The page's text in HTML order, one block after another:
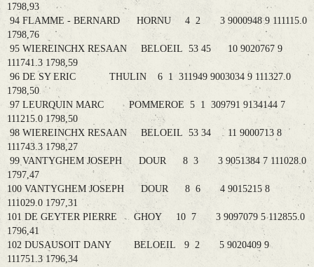
1798,93
94 FLAMME - BERNARD HORNU 4 2 3 9000948 9 111115.0
1798,76
95 WIEREINCHX RESAAN BELOEIL 53 45 10 9020767 9
111741.3 1798,59
96 DE SY ERIC THULIN 6 1 311949 9003034 9 111327.0
1798,50
97 LEURQUIN MARC POMMEROE 5 1 309791 9134144 7
111215.0 1798,50
98 WIEREINCHX RESAAN BELOEIL 53 34 11 9000713 8
111743.3 1798,27
99 VANTYGHEM JOSEPH DOUR 8 3 3 9051384 7 111028.0
1797,47
100 VANTYGHEM JOSEPH DOUR 8 6 4 9015215 8
111029.0 1797,31
101 DE GEYTER PIERRE GHOY 10 7 3 9097079 5 112855.0
1796,41
102 DUSAUSOIT DANY BELOEIL 9 2 5 9020409 9
111751.3 1796,34